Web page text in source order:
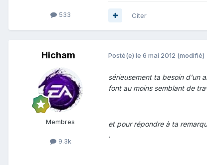
533 Citer
Hicham
Membres
9.3k
Posté(e) le 6 mai 2012 (modifié)
sérieusement ta besoin d'un
font au moins semblant de
et pour répondre à ta
.